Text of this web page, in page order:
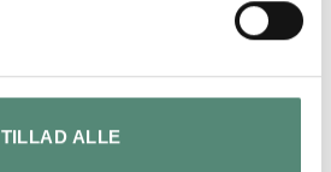
TILLAD ALLE